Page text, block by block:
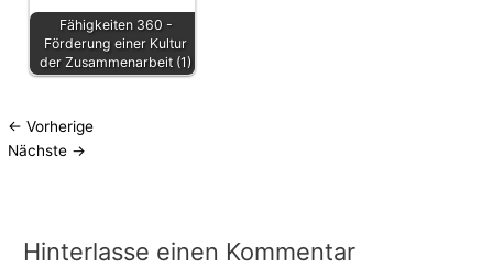
Fähigkeiten 360 -
Förderung einer Kultur
der Zusammenarbeit (1)
← Vorherige
Nächste →
Hinterlasse einen Kommentar